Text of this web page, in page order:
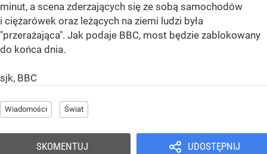
minut, a scena zderzających się ze sobą samochodów
i ciężarówek oraz leżących na ziemi ludzi była
"przerażająca". Jak podaje BBC, most będzie zablokowany
do końca dnia.
sjk, BBC
Wiadomości Świat
UDOSTĘPNIJ
SKOMENTUJ